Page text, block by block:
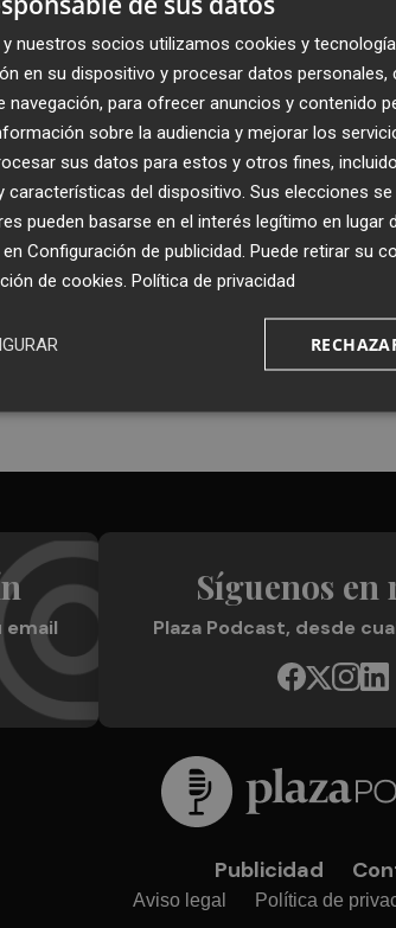
Recibe toda la
Plaza Podcast en tu
email
Síguenos en
Plaza Podcast, desde
Publicidad
Aviso legal Política de
nuestros socios utilizamos cookies y
en su dispositivo y procesar datos
navegación, para ofrecer anuncios y contenido
sobre la audiencia y mejorar los
sus datos para estos y otros fines,
características del dispositivo. Sus elecciones
pueden basarse en el interés legítimo en lugar
Configuración de publicidad . Puede retirar su
de cookies Política de privacidad